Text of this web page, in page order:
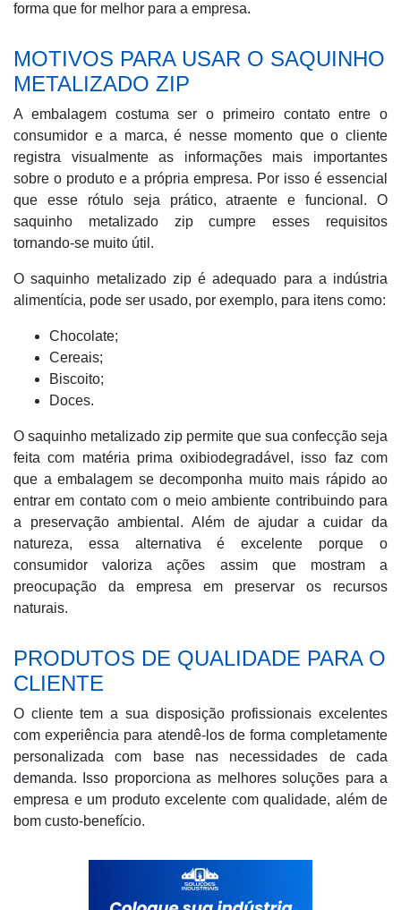
forma que for melhor para a empresa.
MOTIVOS PARA USAR O SAQUINHO
METALIZADO ZIP
A embalagem costuma ser o primeiro contato entre o
consumidor e a marca, é nesse momento que o cliente
registra visualmente as informações mais importantes
sobre o produto e a própria empresa. Por isso é essencial
que esse rótulo seja prático, atraente e funcional. O
saquinho metalizado zip cumpre esses requisitos
tornando-se muito útil.
O saquinho metalizado zip é adequado para a indústria
alimentícia, pode ser usado, por exemplo, para itens como:
Chocolate;
Cereais;
Biscoito;
Doces.
O saquinho metalizado zip permite que sua confecção seja
feita com matéria prima oxibiodegradável, isso faz com
que a embalagem se decomponha muito mais rápido ao
entrar em contato com o meio ambiente contribuindo para
a preservação ambiental. Além de ajudar a cuidar da
natureza, essa alternativa é excelente porque o
consumidor valoriza ações assim que mostram a
preocupação da empresa em preservar os recursos
naturais.
PRODUTOS DE QUALIDADE PARA O
CLIENTE
O cliente tem a sua disposição profissionais excelentes
com experiência para atendê-los de forma completamente
personalizada com base nas necessidades de cada
demanda. Isso proporciona as melhores soluções para a
empresa e um produto excelente com qualidade, além de
bom custo-benefício.